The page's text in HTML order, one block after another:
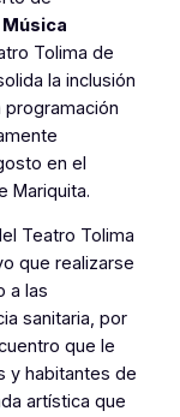
Tolima de
la inclusión
programación
en el
Mariquita.
Teatro Tolima
que realizarse
a las
sanitaria, por
que le
y habitantes de
artística que